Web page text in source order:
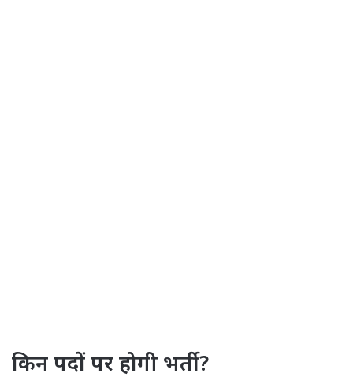
किन पदों पर होगी भर्ती?